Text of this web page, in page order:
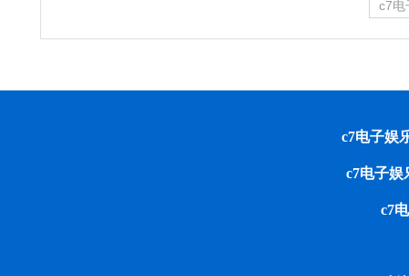
c7电
c7电子娱
c7电子娱
c7